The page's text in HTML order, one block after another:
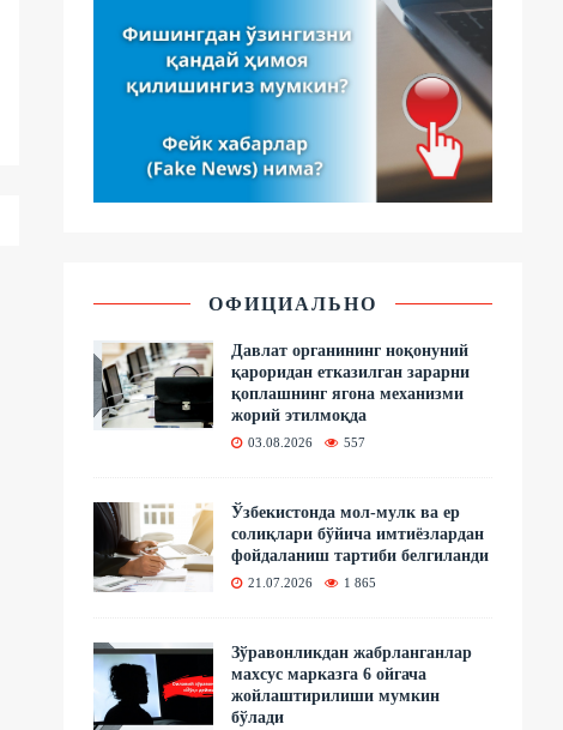
ОФИЦИАЛЬНО
Давлат органининг ноқонуний
қароридан етказилган зарарни
қоплашнинг ягона механизми
жорий этилмоқда
03.08.2026 557
Ўзбекистонда мол-мулк ва ер
солиқлари бўйича имтиёзлардан
фойдаланиш тартиби белгиланди
21.07.2026 1 865
Зўравонликдан жабрланганлар
махсус марказга 6 ойгача
жойлаштирилиши мумкин
бўлади